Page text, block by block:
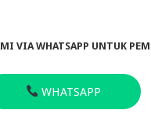
VIA WHATSAPP UNTUK
WHATSAPP